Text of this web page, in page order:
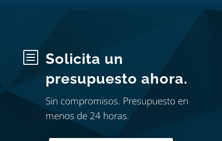
b
Solicita un
presupuesto ahora.
Sin compromisos. Presupuesto en
menos de 24 horas.